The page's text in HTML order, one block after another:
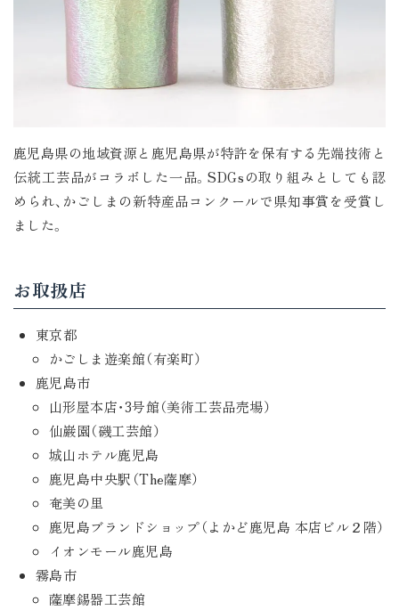
鹿児島県の地域資源と鹿児島県が特許を保有する先端技術と
伝統工芸品がコラボした一品。SDGsの取り組みとしても認
められ、かごしまの新特産品コンクールで県知事賞を受賞し
ました。
お取扱店
東京都
かごしま遊楽館（有楽町）
鹿児島市
山形屋本店・3号館（美術工芸品売場）
仙巌園（磯工芸館）
城山ホテル鹿児島
鹿児島中央駅（The薩摩）
奄美の里
鹿児島ブランドショップ（よかど鹿児島 本店ビル２階）
イオンモール鹿児島
霧島市
薩摩錫器工芸館